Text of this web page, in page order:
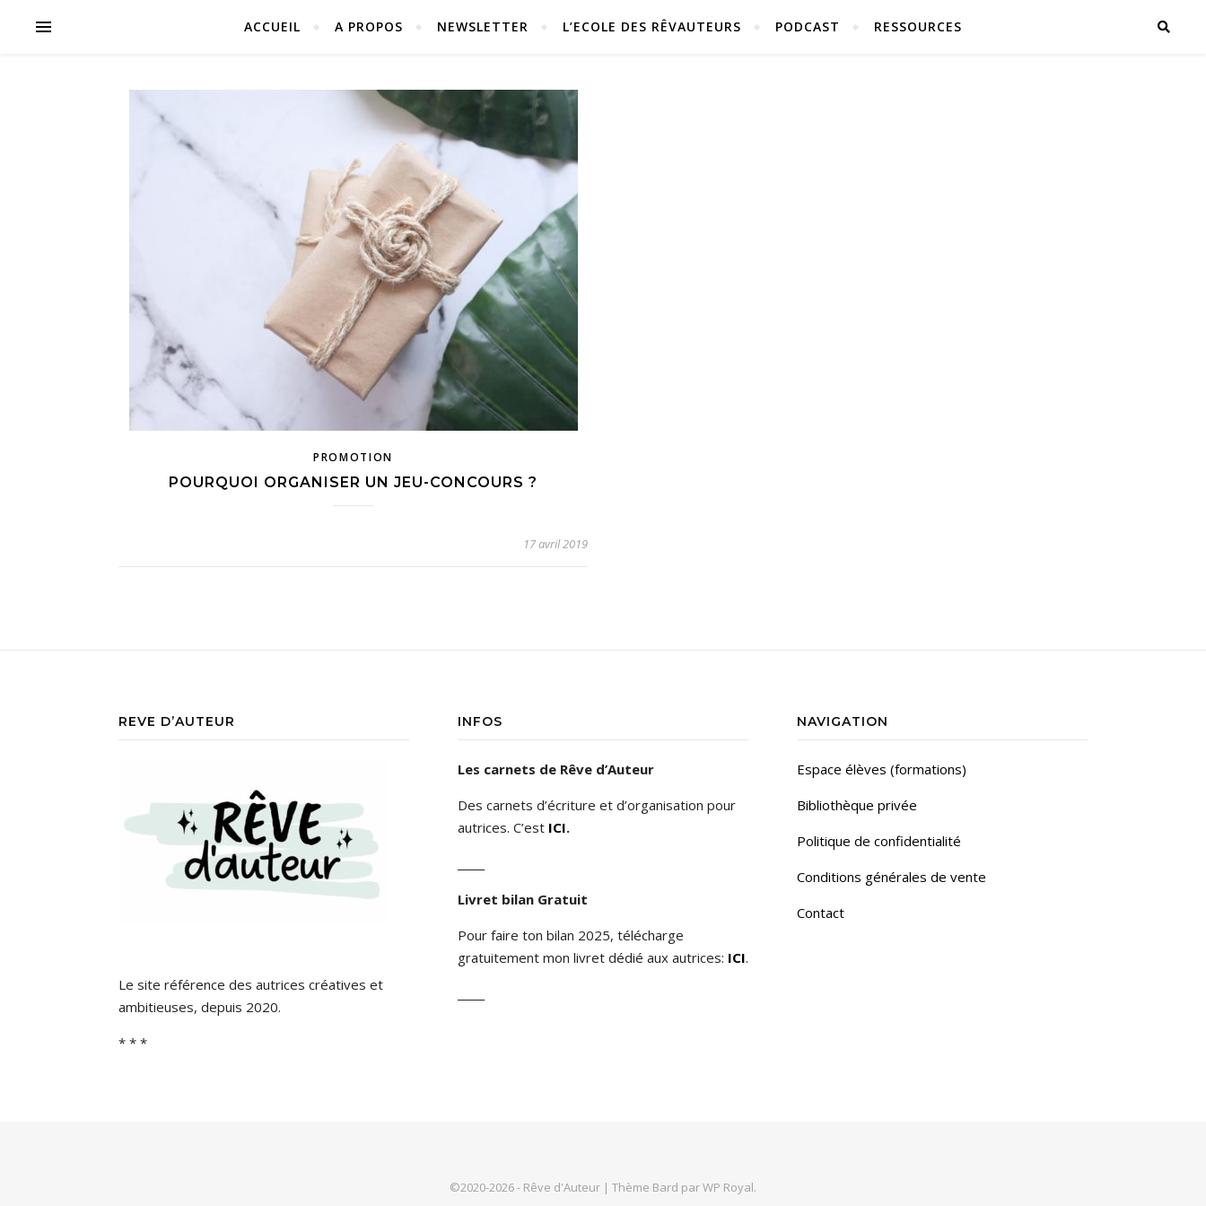
ACCUEIL A PROPOS NEWSLETTER L’ECOLE DES RÊVAUTEURS PODCAST RESSOURCES
PROMOTION
POURQUOI ORGANISER UN JEU-CONCOURS ?
17 avril 2019
REVE D’AUTEUR
Le site référence des autrices créatives et
ambitieuses, depuis 2020.
* * *
INFOS
Les carnets de Rêve d’Auteur
Des carnets d’écriture et d’organisation pour
autrices. C’est ICI.
Livret bilan Gratuit
Pour faire ton bilan 2025, télécharge
gratuitement mon livret dédié aux autrices: ICI.
NAVIGATION
Espace élèves (formations)
Bibliothèque privée
Politique de confidentialité
Conditions générales de vente
Contact
©2020-2026 - Rêve d'Auteur | Thème Bard parWP Royal.